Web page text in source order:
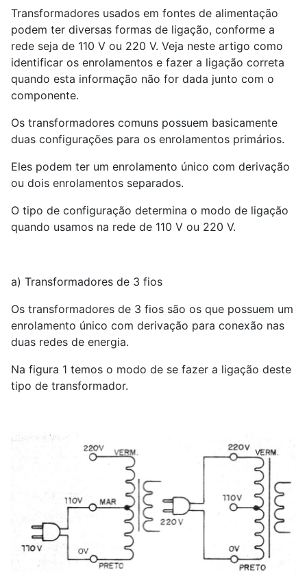
Transformadores usados em fontes de alimentação
podem ter diversas formas de ligação, conforme a
rede seja de 110 V ou 220 V. Veja neste artigo como
identificar os enrolamentos e fazer a ligação correta
quando esta informação não for dada junto com o
componente.
Os transformadores comuns possuem basicamente
duas configurações para os enrolamentos primários.
Eles podem ter um enrolamento único com derivação
ou dois enrolamentos separados.
O tipo de configuração determina o modo de ligação
quando usamos na rede de 110 V ou 220 V.
a) Transformadores de 3 fios
Os transformadores de 3 fios são os que possuem um
enrolamento único com derivação para conexão nas
duas redes de energia.
Na figura 1 temos o modo de se fazer a ligação deste
tipo de transformador.